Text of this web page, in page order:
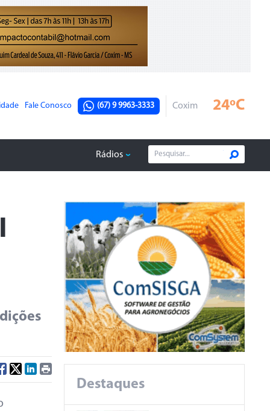
Fale Conosco (67) 9 9963-3333 Coxim 24ºC
Rádios
Destaques